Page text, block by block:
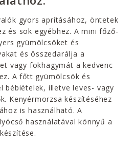
gyors aprításához, öntetek
és sok egyébhez. A mini főző-
gyümölcsöket és
és összedarálja a
vagy fokhagymát a kedvenc
A főtt gyümölcsök és
bébiételek, illetve leves- vagy
Kenyérmorzsa készítéséhez
is használható. A
használatával könnyű a